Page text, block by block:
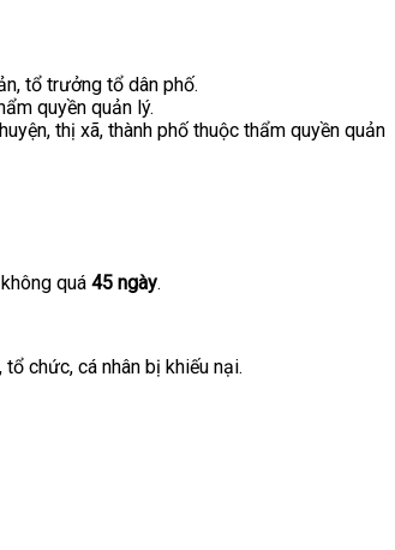
tổ trưởng tổ dân phố.
quyền quản lý.
thị xã, thành phố thuộc thẩm quyền quản
quá 45 ngày.
chức, cá nhân bị khiếu nại.